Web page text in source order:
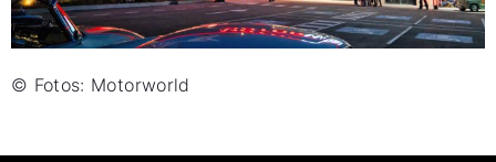
© Fotos: Motorworld